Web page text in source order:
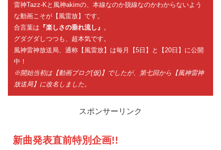
雷神Tazz-Kと風神akimの、本線なのか脱線なのかわからないよう
な動画こそが【風雷放】です。
合言葉は 『楽しさの垂れ流し』 。
グダグダしつつも、超本気です。
風神雷神放送局、通称【風雷放】は毎月【5日】と【20日】に公開
中！
※開始当初は【動画ブログ(仮)】でしたが、第七回から【風神雷神
放送局】に改名しました。
スポンサーリンク
新曲発表直前特別企画!!